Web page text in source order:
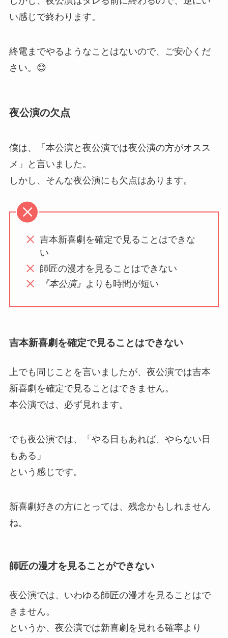
い感じで終わります。
終電までやるようなことはないので、ご安心くだ
さい。😊
夜公演の欠点
僕は、「本公演と夜公演では夜公演の方がオスス
メ」と言いました。
しかし、そんな夜公演にも欠点はあります。
吉本新喜劇を確定で見ることはできな
い
師匠の漫才を見ることはできない
『本公演』 よりも時間が短い
吉本新喜劇を確定で見ることはできない
上でも同じことを言いましたが、夜公演では吉本
新喜劇を確定で見ることはできません。
本公演では、必ず見れます。
でも夜公演では、「やる日もあれば、やらない日
もある」
という感じです。
新喜劇好きの方にとっては、残念かもしれません
ね。
師匠の漫才を見ることができない
夜公演では、いわゆる師匠の漫才を見ることはで
きません。
というか、夜公演では新喜劇を見れる確率より